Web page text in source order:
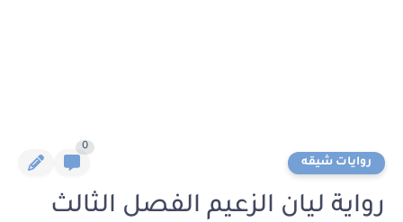
روايات شيقه
0
رواية ليان الزعيم الفصل الثالث